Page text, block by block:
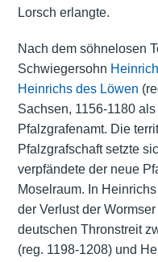
Lorsch erlangte.
Nach dem söhnelosen
Schwiegersohn
Heinrichs des Löwen
Sachsen, 1156-1180
Pfalzgrafenamt. Die
Pfalzgrafschaft setzte
verpfändete der neue
Moselraum. In
der Verlust der
deutschen Thronstreit
(reg. 1198-1208) und